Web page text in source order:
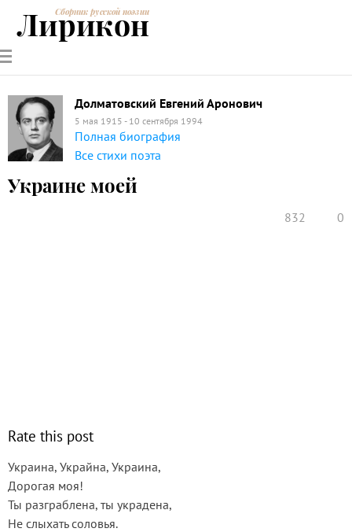
РУССКИЕ
ПОЭТЫ
СОВРЕМЕННИКИЭНЦИКЛОПЕДИЯ
ПОЭЗИИ
Сборник русской поэзии
Лирикон
Долматовский Евгений Аронович
5 мая 1915 - 10 сентября 1994
Полная биография
Все стихи поэта
Украине моей
832 0
Rate this post
Украина, Украйна, Украина,
Дорогая моя!
Ты разграблена, ты украдена,
Не слыхать соловья.